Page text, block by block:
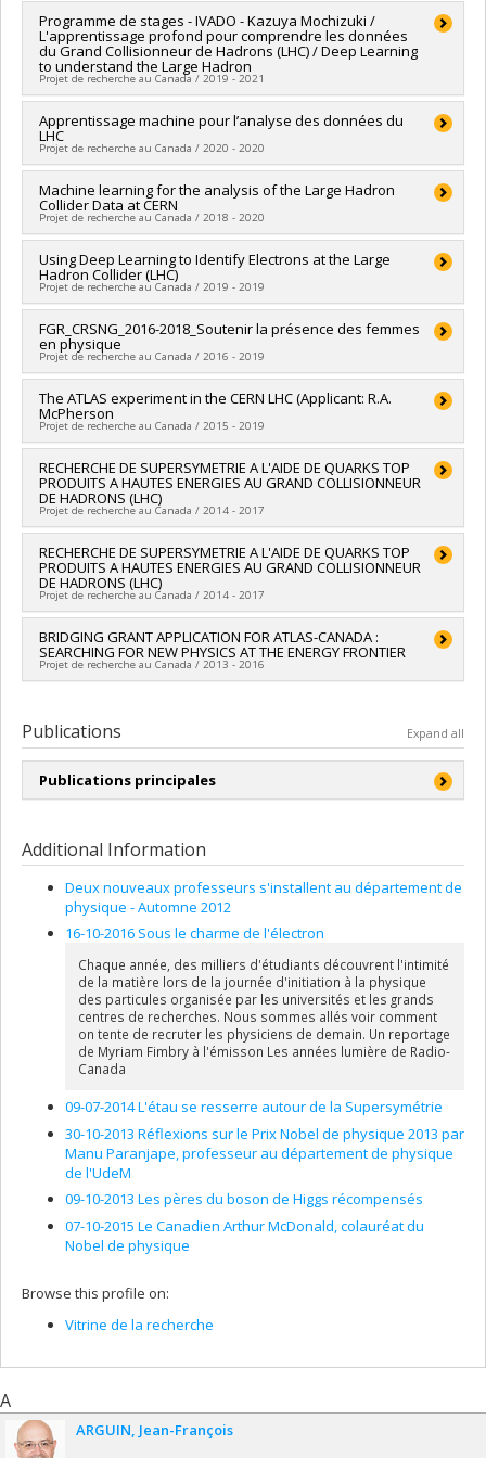
Grant programs:PVXXXXXX-Fonds d'excellence en recherche
Apogée Canada/Projet de recherche
Lead researcher :Jean-François Arguin
Funding sources:SPIIE/Secrétariat des programmes
interorganismes à l’intention des établissements
Grant programs:PVXXXXXX-Fonds d'excellence en recherche
Apogée Canada/Projet de recherche
Programme de stages - IVADO - Kazuya Mochizuki /
L'apprentissage profond pour comprendre les données
du Grand Collisionneur de Hadrons (LHC) / Deep Learning
to understand the Large Hadron
Projet de recherche au Canada / 2019 - 2021
Lead researcher : Jean-François Arguin
Funding sources:
SPIIE/Secrétariat des programmes
interorganismes à l’intention des établissements
PVXXXXXX-Fonds d'excellence en recherche
Apogée Canada/Bourse
Apprentissage machine pour l’analyse des données du
LHC
Projet de recherche au Canada / 2020 - 2020
Lead researcher : Jean-François Arguin
Funding sources:SPIIE/Secrétariat des programmes
interorganismes à l’intention des établissements
PVXXXXXX-Fonds d'excellence en recherche
Apogée Canada/Bourse
Machine learning for the analysis of the Large Hadron
Collider Data at CERN
Projet de recherche au Canada / 2018 - 2020
Lead researcher : Jean-François Arguin
Co-researchers :Alain Tapp,
Tobias Golling
Funding sources:
Grant programs:PVXXXXXX-Fonds d'excellence en recherche
Apogée Canada/Projet de recherche
Using Deep Learning to Identify Electrons at the Large
Hadron Collider (LHC)
Projet de recherche au Canada / 2019 - 2019
Lead researcher :Jean-François Arguin
Funding sources:
SPIIE/Secrétariat des programmes
interorganismes à l’intention des établissements
PVXXXXXX-Fonds d'excellence en recherche
Apogée Canada/Bourse
FGR_CRSNG_2016-2018_Soutenir la présence des femmes
en physique
Projet de recherche au Canada / 2016 - 2019
Lead researcher :Julie Hlavacek-Larrondo
Co-researchers :
Jean-François Arguin
Funding sources:
Grant programs:PVXXXXXX-FGR - Subvention de recherche
institutionnelle
The ATLAS experiment in the CERN LHC (Applicant: R.A.
McPherson
Projet de recherche au Canada / 2015 - 2019
Lead researcher :Claude Leroy (In memoriam)
Co-researchers :Jean-François Arguin,Robert Mcpherson
Funding sources:CRSNG/Conseil de recherches en sciences
naturelles et génie du Canada (CRSNG)
Grant programs:PVXXXXXX-(PSA) Projet en physique
subatomique
RECHERCHE DE SUPERSYMETRIE A L'AIDE DE QUARKS TOP
PRODUITS A HAUTES ENERGIES AU GRAND COLLISIONNEUR
DE HADRONS (LHC)
Projet de recherche au Canada / 2014 - 2017
Lead researcher :Jean-François Arguin
Funding sources:FRQNT/Fonds de recherche du Québec -
Nature et technologies (FQRNT)
Grant programs:PVXXXXXX-(NC) Établissement de la relève
professorale
RECHERCHE DE SUPERSYMETRIE A L'AIDE DE QUARKS TOP
PRODUITS A HAUTES ENERGIES AU GRAND COLLISIONNEUR
DE HADRONS (LHC)
Projet de recherche au Canada / 2014 - 2017
Lead researcher : Jean-François Arguin
Funding sources:FRQNT/Fonds de recherche du Québec -
Nature et technologies (FQRNT)
BRIDGING GRANT APPLICATION FOR ATLAS-CANADA :
SEARCHING FOR NEW PHYSICS AT THE ENERGY FRONTIER
Projet de recherche au Canada / 2013 - 2016
Co-researchers :
Funding sources:CRSNG/Conseil de recherches en sciences
naturelles et génie du Canada (CRSNG)
Grant programs:PVX20965-(RGP) Programme de subvention à
la découverte individuelle ou de groupe
Publications Expand all
Publications principales
final states with two same-sign or three leptons and
jets using 36 fb−1 of √s=13 TeV pp collision data with
the ATLAS detector, Submitted to JHEP (2017)
arXiv:1706.03731.
ATLAS Collaboration, Electron efficiency
proton-proton collision data, Eur. Phys. J. C 77 (2017) 195,
arXiv:1612.01456 (2016). (→cited 18 times)
ATLAS Collaboration, Search for pair production of
gluinos decaying via stop and sbottom in events with b-
jets and large missing transverse momentum in pp
collisions at √s=13 TeV with the ATLAS detector, Phys.
times)
ATLAS Collaboration, Search for supersymmetry at
√s=13TeV in final states with jets and two same-sign
leptons or three leptons with the ATLAS detector, Eur.
Phys. J. C76, 1 (2016) arXiv:1602.09058. (→cited 54 times)
ATLAS Collaboration, Measurement of the differential
cross-section of highly boosted top quarks as a
Phys. Rev. D 93 032009 (2016) arXiv:1510.03818. (→cited
54 times)
production of supersymmetric particles in √s=8 TeV pp
ATLAS Collaboration, Performance of b-Jet
Additional Information
Deux nouveaux professeurs s'installent au département de
physique - Automne 2012
16-10-2016 Sous le charme de l'électron
Chaque année, des milliers d'étudiants découvrent l'intimité
de la matière lors de la journée d'initiation à la physique
des particules organisée par les universités et les grands
centres de recherches. Nous sommes allés voir comment
on tente de recruter les physiciens de demain. Un reportage
de Myriam Fimbry à l'émisson Les années lumière de Radio-
Canada
09-07-2014 L'étau se resserre autour de la Supersymétrie
30-10-2013 Réflexions sur le Prix Nobel de physique 2013 par
Manu Paranjape, professeur au département de physique
de l'UdeM
09-10-2013 Les pères du boson de Higgs récompensés
07-10-2015 Le Canadien Arthur McDonald, colauréat du
Nobel de physique
Browse this profile on:
Vitrine de la recherche
A
ARGUIN Jean-François